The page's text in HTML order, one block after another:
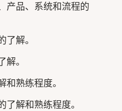
产品、系统和流程的
了解。
解。
和熟练程度。
了解和熟练程度。